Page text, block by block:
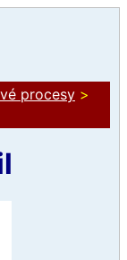
procesy >